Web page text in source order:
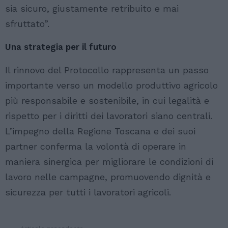
sia sicuro, giustamente retribuito e mai
sfruttato”.
Una strategia per il futuro
Il rinnovo del Protocollo rappresenta un passo
importante verso un modello produttivo agricolo
più responsabile e sostenibile, in cui legalità e
rispetto per i diritti dei lavoratori siano centrali.
L’impegno della Regione Toscana e dei suoi
partner conferma la volontà di operare in
maniera sinergica per migliorare le condizioni di
lavoro nelle campagne, promuovendo dignità e
sicurezza per tutti i lavoratori agricoli.